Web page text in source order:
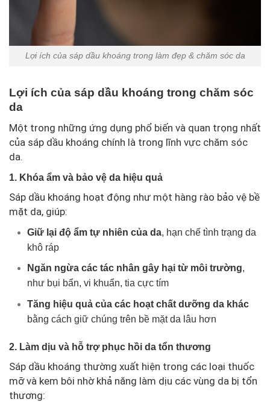
Lợi ích của sáp dầu khoáng trong làm đẹp & chăm sóc da
Lợi ích của sáp dầu khoáng trong chăm sóc
da
Một trong những ứng dụng phổ biến và quan trọng nhất
của sáp dầu khoáng chính là trong lĩnh vực chăm sóc
da.
1. Khóa ẩm và bảo vệ da hiệu quả
Sáp dầu khoáng hoạt động như một hàng rào bảo vệ bề
mặt da, giúp:
Giữ lại độ ẩm tự nhiên của da, hạn chế tình trạng da
khô ráp
Ngăn ngừa các tác nhân gây hại từ môi trường,
như bụi bẩn, vi khuẩn, tia cực tím
Tăng hiệu quả của các hoạt chất dưỡng da khác
bằng cách giữ chúng trên bề mặt da lâu hơn
2. Làm dịu và hỗ trợ phục hồi da tổn thương
Sáp dầu khoáng thường xuất hiện trong các loại thuốc
mỡ và kem bôi nhờ khả năng làm dịu các vùng da bị tổn
thương: